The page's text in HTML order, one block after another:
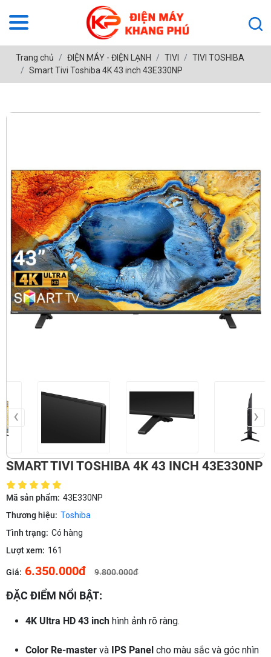
Trang chủ ĐIỆN MÁY - ĐIỆN LẠNH TIVI
TIVI TOSHIBA
Smart Tivi Toshiba 4K 43 inch 43E330NP
‹ ›
SMART TIVI TOSHIBA 4K 43 INCH 43E330NP
Mã sản phẩm: 43E330NP
Thương hiệu: Toshiba
Tình trạng: Có hàng
Lượt xem: 161
Giá: 6.350.000đ 9.800.000đ
ĐẶC ĐIỂM NỔI BẬT:
4K Ultra HD 43 inch hình ảnh rõ ràng.
Color Re-master và IPS Panel cho màu sắc và góc nhìn